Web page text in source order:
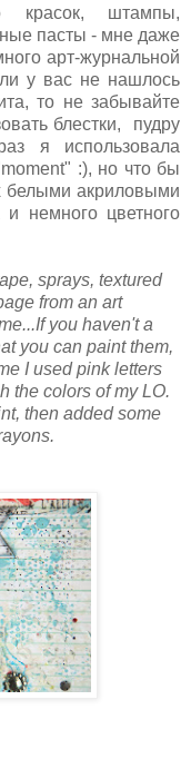
штампы,
пасты - мне даже
арт-журнальной
у вас не нашлось
то не забывайте
блестки, пудру
я использовала
:), но что бы
белыми акриловыми
немного цветного
sprays, textured
from an art
you haven't a
you can paint them,
I used pink letters
the colors of my LO.
then added some